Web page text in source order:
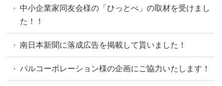
中小企業家同友会様の「ひっとべ」の取材を受けまし
た！！
南日本新聞に落成広告を掲載して貰いました！
パルコーポレーション様の企画にご協力いたします！